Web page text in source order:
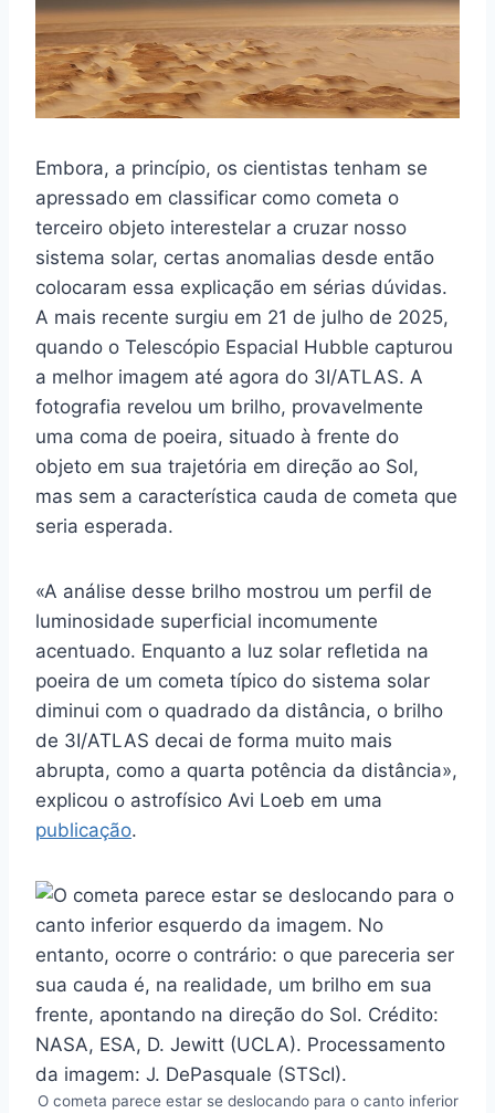
Embora, a princípio, os cientistas tenham se
apressado em classificar como cometa o
terceiro objeto interestelar a cruzar nosso
sistema solar, certas anomalias desde então
colocaram essa explicação em sérias dúvidas.
A mais recente surgiu em 21 de julho de 2025,
quando o Telescópio Espacial Hubble capturou
a melhor imagem até agora do 3I/ATLAS. A
fotografia revelou um brilho, provavelmente
uma coma de poeira, situado à frente do
objeto em sua trajetória em direção ao Sol,
mas sem a característica cauda de cometa que
seria esperada.
«A análise desse brilho mostrou um perfil de
luminosidade superficial incomumente
acentuado. Enquanto a luz solar refletida na
poeira de um cometa típico do sistema solar
diminui com o quadrado da distância, o brilho
de 3I/ATLAS decai de forma muito mais
abrupta, como a quarta potência da distância»,
explicou o astrofísico Avi Loeb em uma
publicação.
O cometa parece estar se deslocando para o canto inferior